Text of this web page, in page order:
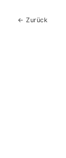
← Zurück